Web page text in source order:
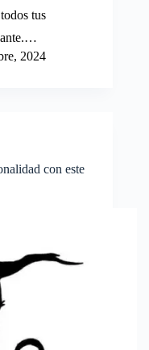
tus
2024
con este